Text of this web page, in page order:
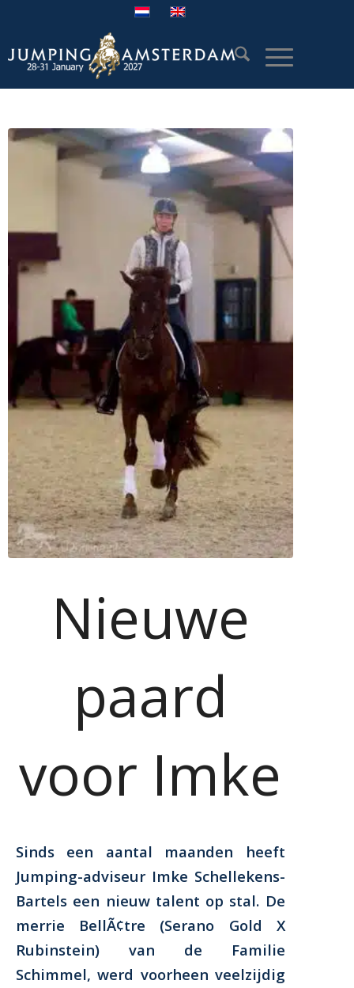
Nieuwe
paard
voor Imke
Sinds een aantal maanden heeft
Jumping-adviseur Imke Schellekens-
Bartels een nieuw talent op stal. De
merrie BellÃ¢tre (Serano Gold X
Rubinstein) van de Familie
Schimmel, werd voorheen veelzijdig